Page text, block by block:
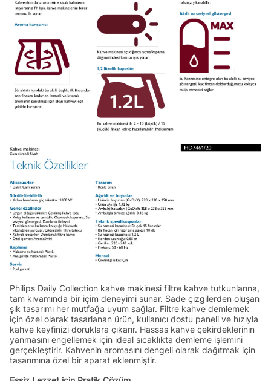
Philips Daily Collection kahve makinesi filtre kahve tutkunlarına,
tam kıvamında bir içim deneyimi sunar. Sade çizgilerden oluşan
şık tasarımı her mutfağa uyum sağlar. Filtre kahve demlemek
için özel olarak tasarlanan ürün, kullanıcı dostu paneli ve hızıyla
kahve keyfinizi doruklara çıkarır. Hassas kahve çekirdeklerinin
yanmasını engellemek için ideal sıcaklıkta demleme işlemini
gerçekleştirir. Kahvenin aromasını dengeli olarak dağıtmak için
tasarımına özel bir aparat eklenmiştir.